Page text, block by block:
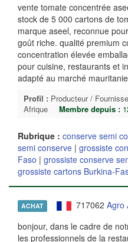
vente tomate concentrée
stock de 5 000 cartons de
marque aseel, reconnue
goût riche. qualité premium
concentration élevée
pour cuisine, restaurants et
adapté au marché
Profil : Producteur /
Afrique
Membre depuis :
Rubrique : conserve semi
semi conserve | grossiste
Faso | grossiste conserve
grossiste cartons Burkina-
ACHAT 717062 Agro
bonjour, dans le cadre de
les professionnels de la